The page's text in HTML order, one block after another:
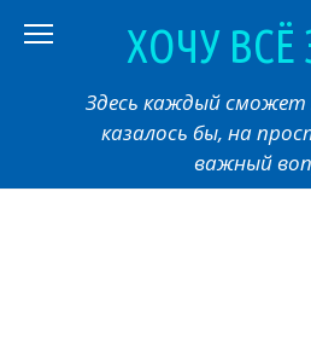
ХОЧУ ВСЁ
Здесь каждый
казалось бы, на
важный